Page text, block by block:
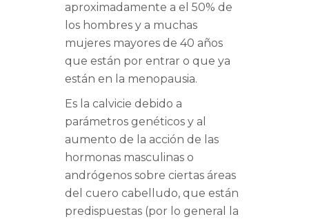
aproximadamente a el 50% de
los hombres y a muchas
mujeres mayores de 40 años
que están por entrar o que ya
están en la menopausia.
Es la calvicie debido a
parámetros genéticos y al
aumento de la acción de las
hormonas masculinas o
andrógenos sobre ciertas áreas
del cuero cabelludo, que están
predispuestas (por lo general la